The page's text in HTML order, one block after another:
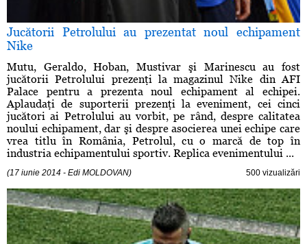
Jucătorii Petrolului au prezentat noul echipament
Nike
Mutu, Geraldo, Hoban, Mustivar şi Marinescu au fost
jucătorii Petrolului prezenţi la magazinul Nike din AFI
Palace pentru a prezenta noul echipament al echipei.
Aplaudaţi de suporterii prezenţi la eveniment, cei cinci
jucători ai Petrolului au vorbit, pe rând, despre calitatea
noului echipament, dar şi despre asocierea unei echipe care
vrea titlu în România, Petrolul, cu o marcă de top în
industria echipamentului sportiv. Replica evenimentului ...
(17 iunie 2014 - Edi MOLDOVAN) 500 vizualizări